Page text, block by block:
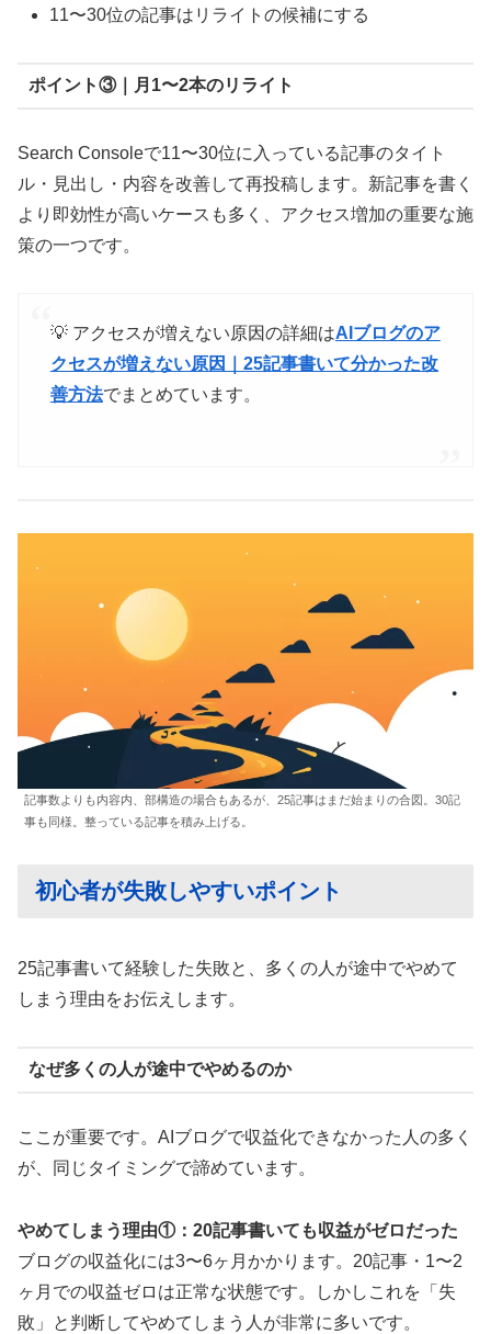
11〜30位の記事はリライトの候補にする
ポイント③｜月1〜2本のリライト
Search Consoleで11〜30位に入っている記事のタイト
ル・見出し・内容を改善して再投稿します。新記事を書く
より即効性が高いケースも多く、アクセス増加の重要な施
策の一つです。
💡 アクセスが増えない原因の詳細はAIブログのア
クセスが増えない原因｜25記事書いて分かった改
善方法でまとめています。
記事数よりも内容内、部構造の場合もあるが、25記事はまだ始まりの合図。30記
事も同様。整っている記事を積み上げる。
初心者が失敗しやすいポイント
25記事書いて経験した失敗と、多くの人が途中でやめて
しまう理由をお伝えします。
なぜ多くの人が途中でやめるのか
ここが重要です。AIブログで収益化できなかった人の多く
が、同じタイミングで諦めています。
やめてしまう理由①：20記事書いても収益がゼロだった
ブログの収益化には3〜6ヶ月かかります。20記事・1〜2
ヶ月での収益ゼロは正常な状態です。しかしこれを「失
敗」と判断してやめてしまう人が非常に多いです。